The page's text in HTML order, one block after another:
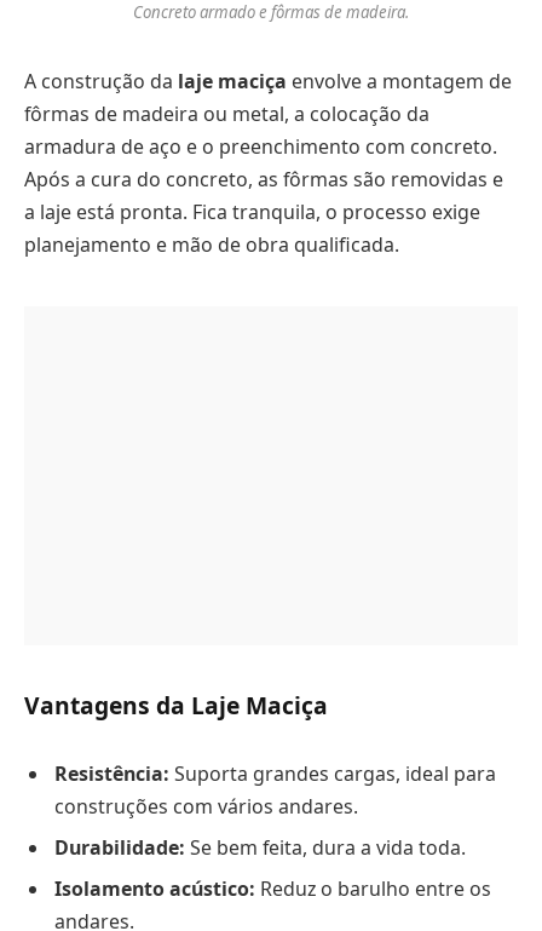
Concreto armado e fôrmas de madeira.
A construção da laje maciça envolve a montagem de
fôrmas de madeira ou metal, a colocação da
armadura de aço e o preenchimento com concreto.
Após a cura do concreto, as fôrmas são removidas e
a laje está pronta. Fica tranquila, o processo exige
planejamento e mão de obra qualificada.
Vantagens da Laje Maciça
Resistência: Suporta grandes cargas, ideal para
construções com vários andares.
Durabilidade: Se bem feita, dura a vida toda.
Isolamento acústico: Reduz o barulho entre os
andares.